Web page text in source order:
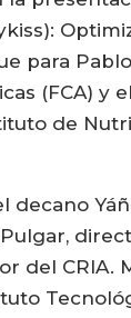
para
(FCA) y
de
del CRIA.